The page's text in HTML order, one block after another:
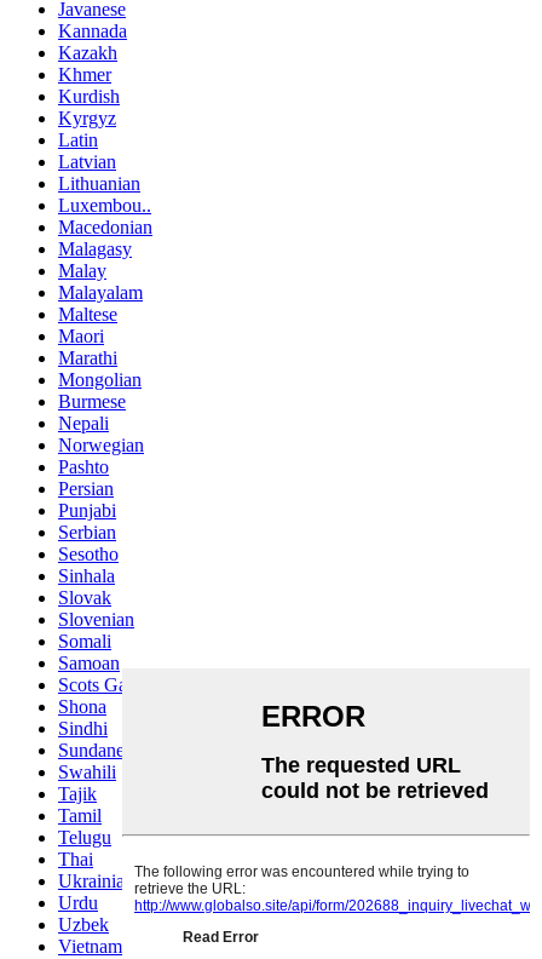
Javanese
Kannada
Kazakh
Khmer
Kurdish
Kyrgyz
Latin
Latvian
Lithuanian
Luxembou..
Macedonian
Malagasy
Malay
Malayalam
Maltese
Maori
Marathi
Mongolian
Burmese
Nepali
Norwegian
Pashto
Persian
Punjabi
Serbian
Sesotho
Sinhala
Slovak
Slovenian
Somali
Samoan
Scots Gaelic
Shona
Sindhi
Sundanese
Swahili
Tajik
Tamil
Telugu
Thai
Ukrainian
Urdu
Uzbek
Vietnamese